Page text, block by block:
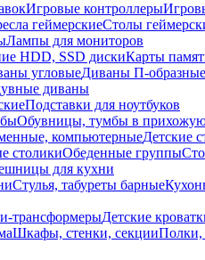
Игровые контроллеры
геймерскиеСтолы
Лампы для мониторов
HDD, SSD дискиКарты
угловыеДиваны П-образные
диваны
Подставки для ноутбуков
Обувницы, тумбы в
компьютерныеДетские
столикиОбеденные группы
для кухни
Стулья, табуреты барные
трансформерыДетские
Шкафы, стенки, секцииПолки,